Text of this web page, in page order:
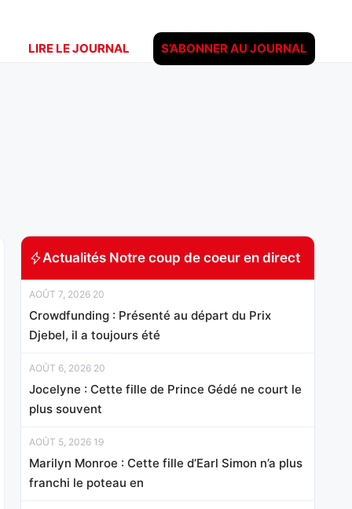
LIRE LE JOURNAL S’ABONNER AU JOURNAL
Actualités Notre coup de coeur en direct
AOÛT 7, 2026 20
Crowdfunding : Présenté au départ du Prix
Djebel, il a toujours été
AOÛT 6, 2026 20
Jocelyne : Cette fille de Prince Gédé ne court le
plus souvent
AOÛT 5, 2026 19
Marilyn Monroe : Cette fille d’Earl Simon n’a plus
franchi le poteau en